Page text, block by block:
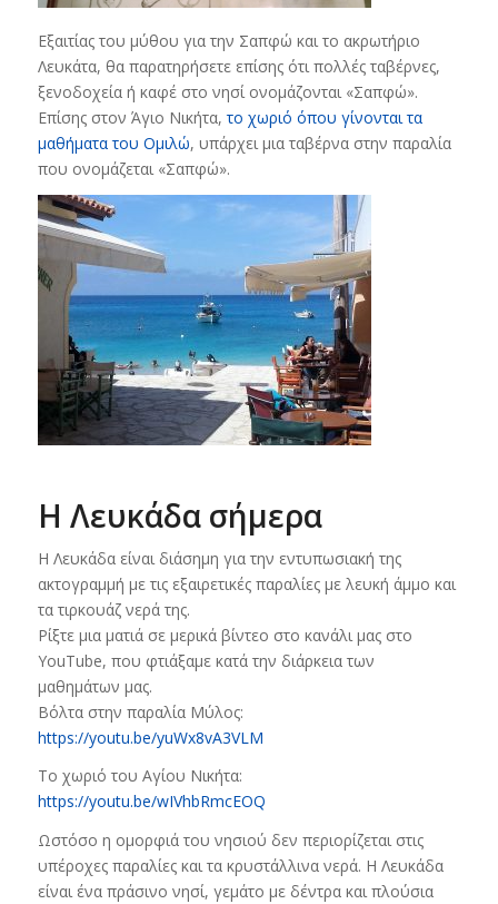
Εξαιτίας του μύθου για την Σαπφώ και το ακρωτήριο
Λευκάτα, θα παρατηρήσετε επίσης ότι πολλές ταβέρνες,
ξενοδοχεία ή καφέ στο νησί ονομάζονται «Σαπφώ».
Επίσης στον Άγιο Νικήτα,το χωριό όπου γίνονται τα
μαθήματα του Ομιλώ, υπάρχει μια ταβέρνα στην παραλία
που ονομάζεται «Σαπφώ».
Η Λευκάδα σήμερα
Η Λευκάδα είναι διάσημη για την εντυπωσιακή της
ακτογραμμή με τις εξαιρετικές παραλίες με λευκή άμμο και
τα τιρκουάζ νερά της.
Ρίξτε μια ματιά σε μερικά βίντεο στο κανάλι μας στο
YouTube, που φτιάξαμε κατά την διάρκεια των
μαθημάτων μας.
Βόλτα στην παραλία Μύλος:
https://youtu.be/yuWx8vA3VLM
Το χωριό του Αγίου Νικήτα:
https://youtu.be/wIVhbRmcEOQ
Ωστόσο η ομορφιά του νησιού δεν περιορίζεται στις
υπέροχες παραλίες και τα κρυστάλλινα νερά. Η Λευκάδα
είναι ένα πράσινο νησί, γεμάτο με δέντρα και πλούσια